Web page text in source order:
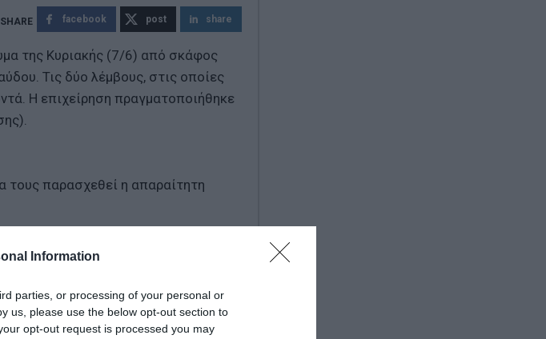
Information
parties, or processing of your personal or
us, please use the below opt-out section to
opt-out request is processed you may
facebook post share
της Κυριακής (7/6) από σκάφος
Τις δύο λέμβους, στις οποίες
Η επιχείρηση πραγματοποιήθηκε
τους παρασχεθεί η απαραίτητη
έπνεαν δυτικοί άνεμοι έντασης 3-4